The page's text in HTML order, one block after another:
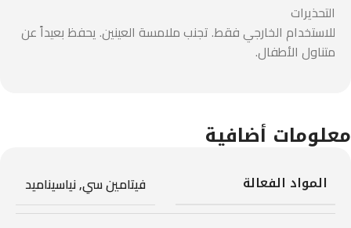
التحذيرات
للاستخدام الخارجي فقط. تجنب ملامسة العينين. يحفظ بعيداً عن
متناول الأطفال.
معلومات أضافية
المواد الفعالة فيتامين سي,نياسيناميد